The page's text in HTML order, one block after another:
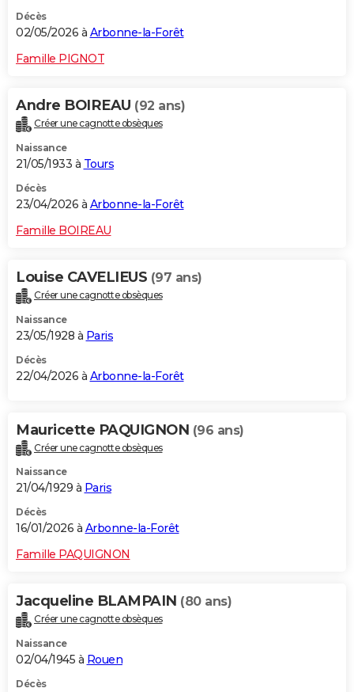
S'inscrire
Se connecter
Lycées
Collèges
Primaires
Universités
Entreprises
Service militaire
Avis de recherche
AVIS DE DÉCÈS
Décès
02/05/2026 à Arbonne-la-Forêt
Famille PIGNOT
Andre BOIREAU (92 ans)
Créer une cagnotte obsèques
Naissance
21/05/1933 à Tours
Décès
23/04/2026 à Arbonne-la-Forêt
Famille BOIREAU
Louise CAVELIEUS (97 ans)
Créer une cagnotte obsèques
Naissance
23/05/1928 à Paris
Décès
22/04/2026 à Arbonne-la-Forêt
Mauricette PAQUIGNON (96 ans)
Créer une cagnotte obsèques
Naissance
21/04/1929 à Paris
Décès
16/01/2026 à Arbonne-la-Forêt
Famille PAQUIGNON
Jacqueline BLAMPAIN (80 ans)
Créer une cagnotte obsèques
Naissance
02/04/1945 à Rouen
Décès